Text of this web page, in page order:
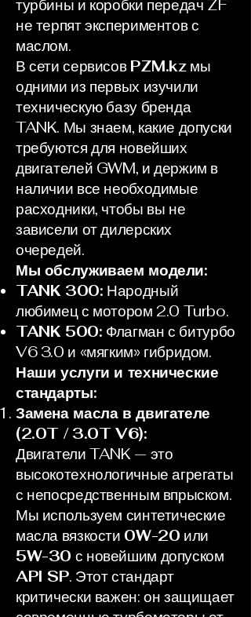
турбины и коробки передач ZF
не терпят экспериментов с
маслом.
В сети сервисов PZM.kzмы
одними из первых изучили
техническую базу бренда
TANK. Мы знаем, какие допуски
требуются для новейших
двигателей GWM, и держим в
наличии все необходимые
расходники, чтобы вы не
зависели от дилерских
очередей.
Мы обслуживаем модели:
TANK 300: Народный
любимец с мотором 2.0 Turbo.
TANK 500: Флагман с битурбо
V6 3.0 и «мягким» гибридом.
Наши услуги и технические
стандарты:
Замена масла в двигателе
(2.0T / 3.0T V6):
Двигатели TANK — это
высокотехнологичные агрегаты
с непосредственным впрыском.
Мы используем синтетические
масла вязкости 0W-20 или
5W-30 с новейшим допуском
API SP. Этот стандарт
критически важен: он защищает